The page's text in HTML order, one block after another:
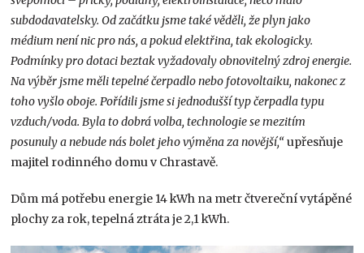
subdodavatelsky. Od začátku jsme také věděli, že plyn jako
médium není nic pro nás, a pokud elektřina, tak ekologicky.
Podmínky pro dotaci beztak vyžadovaly obnovitelný zdroj energie.
Na výběr jsme měli tepelné čerpadlo nebo fotovoltaiku, nakonec z
toho vyšlo oboje. Pořídili jsme si jednodušší typ čerpadla typu
vzduch/voda. Byla to dobrá volba, technologie se mezitím
posunuly a nebude nás bolet jeho výměna za novější,“upřesňuje
majitel rodinného domu v Chrastavě.
Dům má potřebu energie 14 kWh na metr čtvereční vytápěné
plochy za rok, tepelná ztráta je 2,1 kWh.